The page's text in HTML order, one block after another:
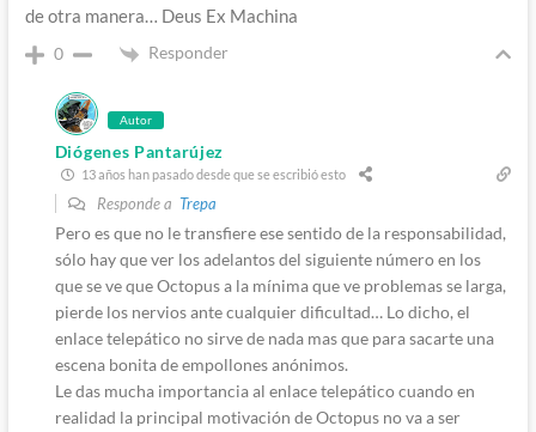
de otra manera… Deus Ex Machina
0 Responder
Autor
Diógenes Pantarújez
13 años han pasado desde que se escribió esto
Responde a Trepa
Pero es que no le transfiere ese sentido de la responsabilidad,
sólo hay que ver los adelantos del siguiente número en los
que se ve que Octopus a la mínima que ve problemas se larga,
pierde los nervios ante cualquier dificultad… Lo dicho, el
enlace telepático no sirve de nada mas que para sacarte una
escena bonita de empollones anónimos.
Le das mucha importancia al enlace telepático cuando en
realidad la principal motivación de Octopus no va a ser